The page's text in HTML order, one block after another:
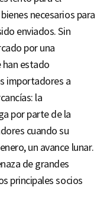
necesarios para
enviados. Sin
por una
han estado
importadores a
la
por parte de la
cuando su
un avance lunar.
de grandes
principales socios